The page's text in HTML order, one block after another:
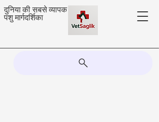
दुनिया की सबसे व्यापक
पशु मार्गदर्शिका